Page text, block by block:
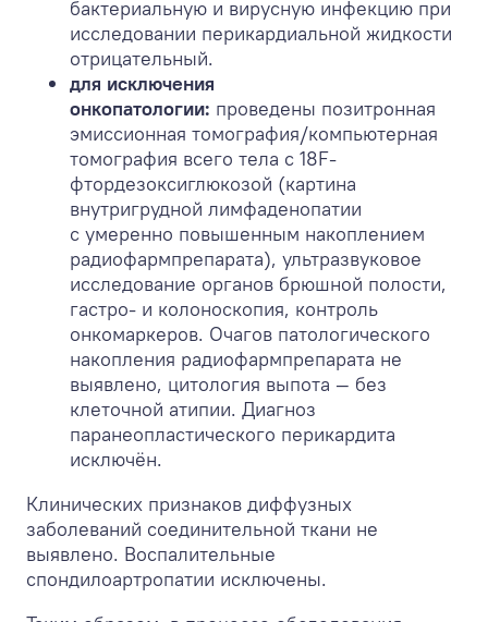
бактериальную и вирусную инфекцию при
исследовании перикардиальной жидкости
отрицательный.
для исключения
онкопатологии: проведены позитронная
эмиссионная томография/компьютерная
томография всего тела с 18F-
фтордезоксиглюкозой (картина
внутригрудной лимфаденопатии
с умеренно повышенным накоплением
радиофармпрепарата), ультразвуковое
исследование органов брюшной полости,
гастро- и колоноскопия, контроль
онкомаркеров. Очагов патологического
накопления радиофармпрепарата не
выявлено, цитология выпота — без
клеточной атипии. Диагноз
паранеопластического перикардита
исключён.
Клинических признаков диффузных
заболеваний соединительной ткани не
выявлено. Воспалительные
спондилоартропатии исключены.